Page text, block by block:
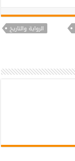
الرواية والتاريخ